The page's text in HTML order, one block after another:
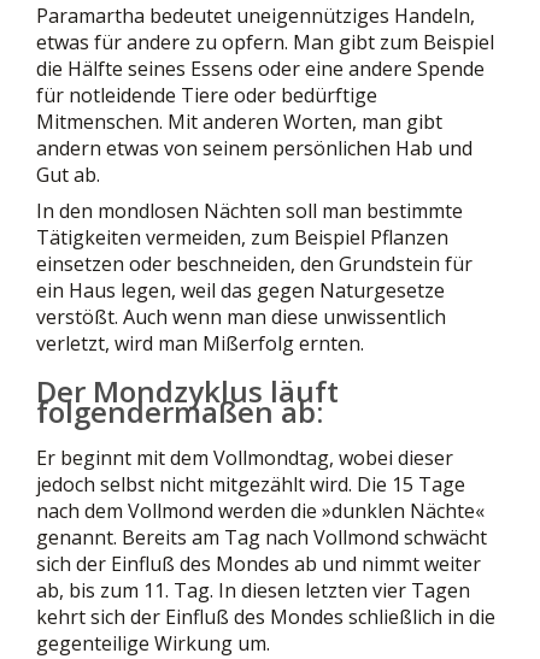
Paramartha bedeutet uneigennütziges Handeln,
etwas für andere zu opfern. Man gibt zum Beispiel
die Hälfte seines Essens oder eine andere Spende
für notleidende Tiere oder bedürftige
Mitmenschen. Mit anderen Worten, man gibt
andern etwas von seinem persönlichen Hab und
Gut ab.
In den mondlosen Nächten soll man bestimmte
Tätigkeiten vermeiden, zum Beispiel Pflanzen
einsetzen oder beschneiden, den Grundstein für
ein Haus legen, weil das gegen Naturgesetze
verstößt. Auch wenn man diese unwissentlich
verletzt, wird man Mißerfolg ernten.
Der Mondzyklus läuft
folgendermaßen ab:
Er beginnt mit dem Vollmondtag, wobei dieser
jedoch selbst nicht mitgezählt wird. Die 15 Tage
nach dem Vollmond werden die »dunklen Nächte«
genannt. Bereits am Tag nach Vollmond schwächt
sich der Einfluß des Mondes ab und nimmt weiter
ab, bis zum 11. Tag. In diesen letzten vier Tagen
kehrt sich der Einfluß des Mondes schließlich in die
gegenteilige Wirkung um.